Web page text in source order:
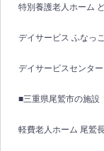
特別養護老人ホーム
デイサービス ふなっこ
デイサービスセンター
■三重県尾鷲市の施設
軽費老人ホーム 尾鷲